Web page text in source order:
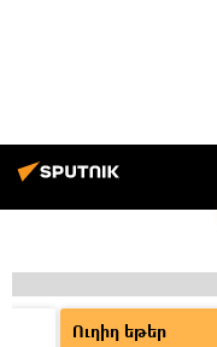
Ուղիղ եթեր